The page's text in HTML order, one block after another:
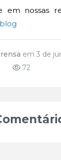
em nossas
blog
em 3 de
72